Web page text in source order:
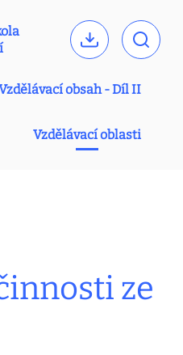
obsah - Díl II
Vzdělávací oblasti
ze